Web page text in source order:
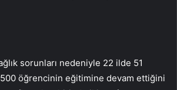
sorunları nedeniyle 22 ilde 51
öğrencinin eğitimine devam ettiğini